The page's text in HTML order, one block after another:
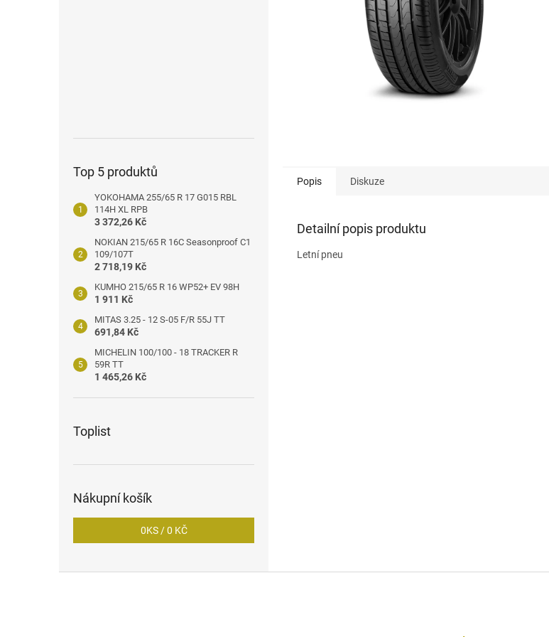
Top 5 produktů
YOKOHAMA 255/65 R 17 G015 RBL
114H XL RPB
3 372,26 Kč
NOKIAN 215/65 R 16C Seasonproof C1
109/107T
2 718,19 Kč
KUMHO 215/65 R 16 WP52+ EV 98H
1 911 Kč
MITAS 3.25 - 12 S-05 F/R 55J TT
691,84 Kč
MICHELIN 100/100 - 18 TRACKER R
59R TT
1 465,26 Kč
Toplist
Nákupní košík
0KS /0 KČ
Popis Diskuze
Detailní popis produktu
Letní pneu